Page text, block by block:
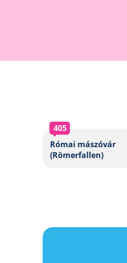
405
Római mászóvár
(Römerfallen)